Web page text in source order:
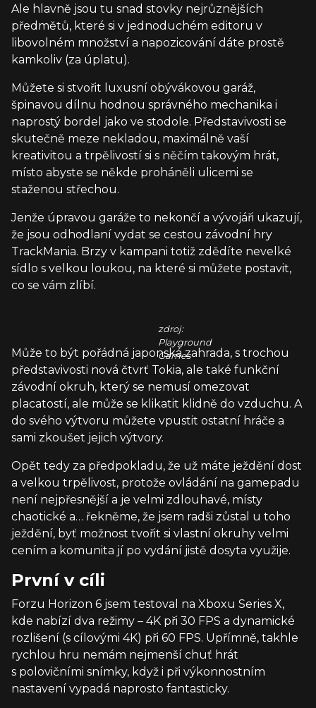
Ale hlavně jsou tu snad stovky nejrůznějších
předmětů, které si v jednoduchém editoru v
libovolném množství a napozicování dáte prostě
kamkoliv (za úplatu).
Můžete si stvořit luxusní obývákovou garáž,
špinavou dílnu hodnou správného mechanika i
naprostý bordel jako ve stodole. Představivosti se
skutečně meze nekladou, maximálně vaší
kreativitou a trpělivostí si s něčím takovým hrát,
místo abyste se někde proháněli ulicemi se
staženou střechou.
Jenže úpravou garáže to nekončí a vývojáři ukazují,
že jsou odhodlaní vydat se cestou závodní hry
TrackMania. Brzy v kampani totiž zdědíte nevelké
sídlo s velkou loukou, na které si můžete postavit,
co se vám zlíbí.
zdroj:
Playground
Games
Může to být pořádná japonská zahrada, s trochou
představivosti nová čtvrť Tokia, ale také funkční
závodní okruh, který se nemusí omezovat
placatostí, ale může se klikatit klidně do vzduchu. A
do svého výtvoru můžete vpustit ostatní hráče a
sami zkoušet jejich výtvory.
Opět tedy za předpokladu, že už máte ježdění dost
a velkou trpělivost, protože ovládání na gamepadu
není nejpřesnější a je velmi zdlouhavé, místy
chaotické a… řekněme, že jsem radši zůstal u toho
ježdění, byť možnost tvořit si vlastní okruhy velmi
cením a komunita jí po vydání jistě dosyta využije.
První v cíli
Forzu Horizon 6 jsem testoval na Xboxu Series X,
kde nabízí dva režimy – 4K při 30 FPS a dynamické
rozlišení (s cílovými 4K) při 60 FPS. Upřímně, takhle
rychlou hru nemám nejmenší chuť hrát
s polovičními snímky, když i při výkonnostním
nastavení vypadá naprosto fantasticky.